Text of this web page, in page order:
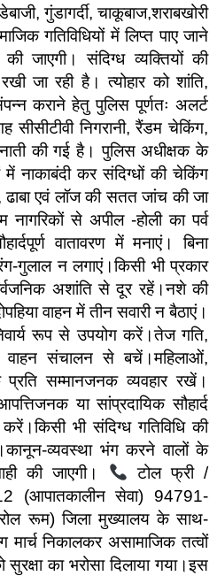
गुंडागर्दी, चाकूबाज,शराबखोरी
गतिविधियों में लिप्त पाए जाने
जाएगी। संदिग्ध व्यक्तियों की
रखी जा रही है। त्योहार को शांति,
कराने हेतु पुलिस पूर्णतः अलर्ट
निगरानी, रैंडम चेकिंग,
की गई है। पुलिस अधीक्षक के
में नाकाबंदी कर संदिग्धों की चेकिंग
ढाबा एवं लॉज की सतत जांच की जा
से अपील -होली का पर्व
वातावरण में मनाएं। बिना
गुलाल न लगाएं।किसी भी प्रकार
अशांति से दूर रहें।नशे की
वाहन में तीन सवारी न बैठाएं।
रूप से उपयोग करें।तेज गति,
वाहन संचालन से बचें।महिलाओं,
प्रति सम्मानजनक व्यवहार रखें।
या सांप्रदायिक सौहार्द
भी संदिग्ध गतिविधि की
व्यवस्था भंग करने वालों के
की जाएगी।
टोल फ्री /
(आपातकालीन सेवा) 94791-
रूम) जिला मुख्यालय के साथ-
निकालकर असामाजिक तत्वों
का भरोसा दिलाया गया।इस